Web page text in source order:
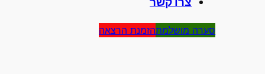
סערה מושלמתהזמנת הרצאה